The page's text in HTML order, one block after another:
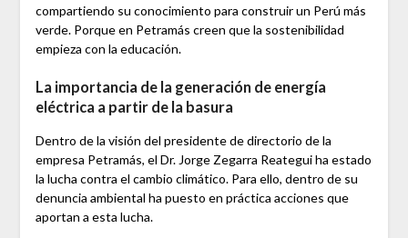
compartiendo su conocimiento para construir un Perú más
verde. Porque en Petramás creen que la sostenibilidad
empieza con la educación.
La importancia de la generación de energía
eléctrica a partir de la basura
Dentro de la visión del presidente de directorio de la
empresa Petramás, el Dr. Jorge Zegarra Reategui ha estado
la lucha contra el cambio climático. Para ello, dentro de su
denuncia ambiental ha puesto en práctica acciones que
aportan a esta lucha.